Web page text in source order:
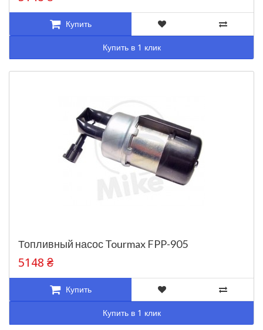
Купить
Купить в 1 клик
Топливный насос Tourmax FPP-905
5148 ₴
Купить
Купить в 1 клик